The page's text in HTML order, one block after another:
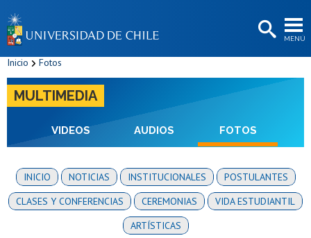
MENÚ
BIBLIOTECAS
Estudiantes
Funcionarias/os
Egresadas/os
Inicio Fotos
MULTIMEDIA
VIDEOS AUDIOS FOTOS
INICIO NOTICIAS INSTITUCIONALES
POSTULANTES
CLASES Y CONFERENCIAS
CEREMONIAS
VIDA ESTUDIANTIL
ARTÍSTICAS